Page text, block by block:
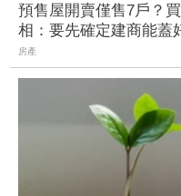
預售屋開賣僅售7戶？
相：要先確定建商能蓋
房產